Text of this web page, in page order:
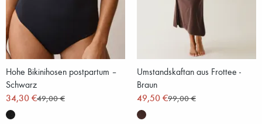
Hohe Bikinihosen postpartum –
Schwarz
34,30 €49,00 €
Umstandskaftan aus Frottee -
Braun
49,50 €99,00 €